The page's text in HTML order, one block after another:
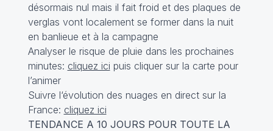
désormais nul mais il fait froid et des plaques de
verglas vont localement se former dans la nuit
en banlieue et à la campagne
Analyser le risque de pluie dans les prochaines
minutes: cliquez ici puis cliquer sur la carte pour
l’animer
Suivre l‘évolution des nuages en direct sur la
France: cliquez ici
TENDANCE A 10 JOURS POUR TOUTE LA